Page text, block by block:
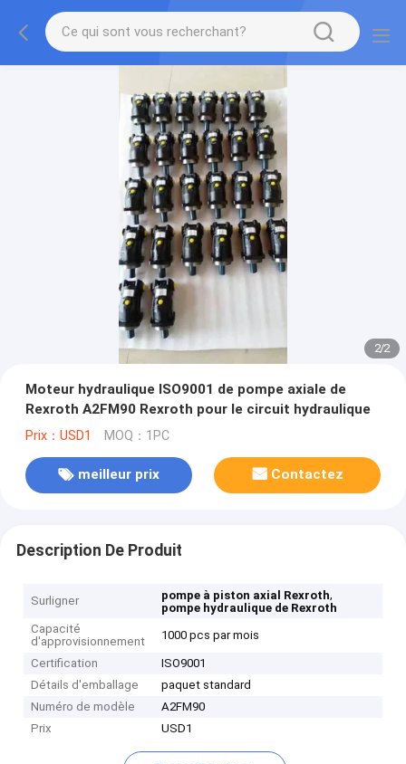
2/2
Moteur hydraulique ISO9001 de pompe axiale de
Rexroth A2FM90 Rexroth pour le circuit hydraulique
Prix：USD1 MOQ：1PC
meilleur prix Contactez
Description De Produit
Surligner pompe à piston axial Rexroth,
pompe hydraulique de Rexroth
Capacité
d'approvisionnement
1000 pcs par mois
Certification
ISO9001
Détails d'emballage
paquet standard
Numéro de modèle
A2FM90
Prix
USD1